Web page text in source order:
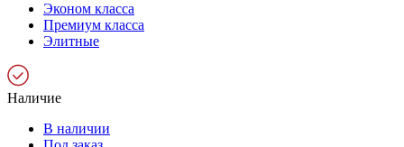
Эконом класса
Премиум класса
Элитные
Наличие
В наличии